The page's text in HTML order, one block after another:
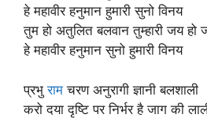
हे महावीर हनुमान हुमारी सुनो विनय
तुम हो अतुलित बलवान तुम्हारी जय हो
हे महावीर हनुमान सुनो हुमारी विनय
प्रभुराम चरण अनुरागी ज्ञानी बलशाली
करो दया दृष्टि पर निर्भर है जाग की